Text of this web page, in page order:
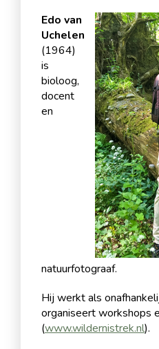
Edo van
Uchelen
(1964)
is
bioloog,
docent
en
natuurfotograaf.
Hij werkt als
organiseert workshops
(www.wildernistrek.nl).